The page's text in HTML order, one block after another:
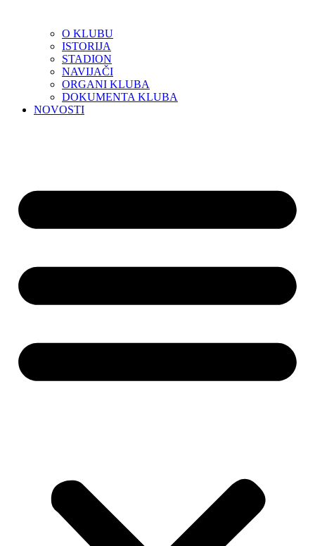
O KLUBU
ISTORIJA
STADION
NAVIJAČI
ORGANI KLUBA
DOKUMENTA KLUBA
NOVOSTI